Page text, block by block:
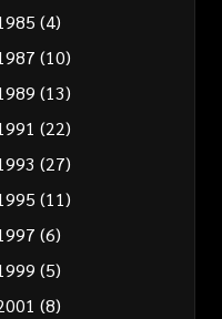
(4)
(10)
(13)
(22)
(27)
(11)
(6)
(5)
(8)